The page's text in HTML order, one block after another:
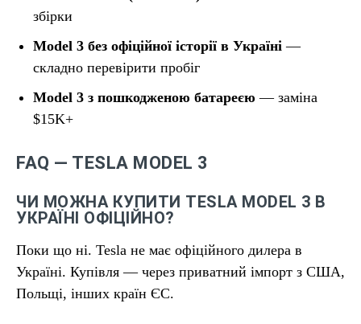
збірки
Model 3 без офіційної історії в Україні —
складно перевірити пробіг
Model 3 з пошкодженою батареєю — заміна
$15K+
FAQ — TESLA MODEL 3
ЧИ МОЖНА КУПИТИ TESLA MODEL 3 В
УКРАЇНІ ОФІЦІЙНО?
Поки що ні. Tesla не має офіційного дилера в
Україні. Купівля — через приватний імпорт з США,
Польщі, інших країн ЄС.